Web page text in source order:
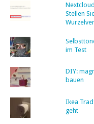
Stellen
im Test
DIY:
bauen
Ikea
geht